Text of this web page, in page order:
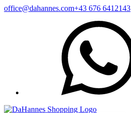
Zum
office@dahannes.com+43 676 6412143